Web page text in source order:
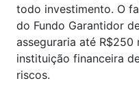
todo investimento. O
do Fundo Garantidor
asseguraria até R$250
instituição financeira
riscos.